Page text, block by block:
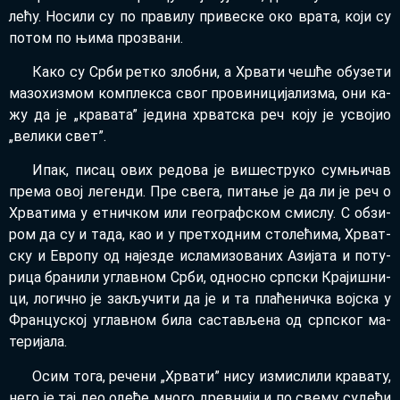
ле­ћу. Но­си­ли су по пра­ви­лу при­ве­ске око вра­та, ко­ји су
по­том по њи­ма про­зва­ни.
Ка­ко су Ср­би рет­ко злоб­ни, а Хр­ва­ти че­шће об­у­зе­ти
ма­зо­хи­змом ком­плек­са свог про­ви­ни­ци­ја­ли­зма, они ка­
жу да је „кра­ва­та” је­ди­на хр­ват­ска реч ко­ју је усво­јио
„ве­ли­ки свет”.
Ипак, пи­сац ових ре­до­ва је ви­ше­стру­ко сум­њи­чав
пре­ма овој ле­ген­ди. Пре све­га, пи­та­ње је да ли је реч о
Хр­ва­ти­ма у ет­нич­ком или ге­о­граф­ском сми­слу. С об­зи­
ром да су и та­да, као и у прет­ход­ним сто­ле­ћи­ма, Хр­ват­
ску и Евро­пу од на­је­зде исла­ми­зо­ва­них Ази­ја­та и по­ту­
ри­ца бра­ни­ли углав­ном Ср­би, од­но­сно срп­ски Кра­ји­шни­
ци, ло­гич­но је за­кљу­чи­ти да је и та пла­ће­нич­ка вој­ска у
Фран­цу­ској углав­ном би­ла са­ста­вље­на од срп­ског ма­
те­ри­ја­ла.
Осим то­га, ре­че­ни „Хр­ва­ти” ни­су из­ми­сли­ли кра­ва­ту,